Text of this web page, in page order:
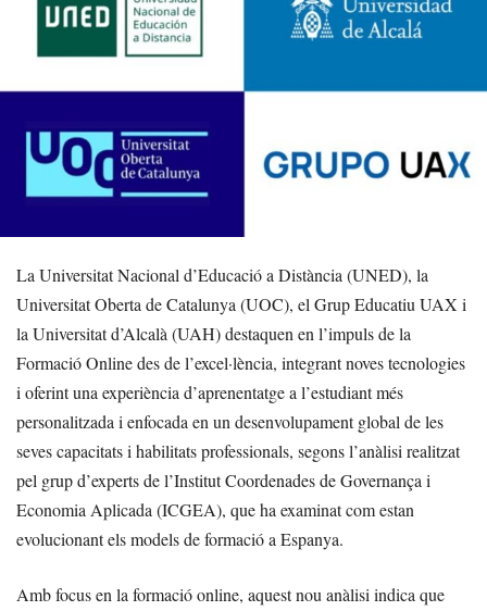
La Universitat Nacional d’Educació a Distància (UNED), la
Universitat Oberta de Catalunya (UOC), el Grup Educatiu UAX i
la Universitat d’Alcalà (UAH) destaquen en l’impuls de la
Formació Online des de l’excel·lència, integrant noves tecnologies
i oferint una experiència d’aprenentatge a l’estudiant més
personalitzada i enfocada en un desenvolupament global de les
seves capacitats i habilitats professionals, segons l’anàlisi realitzat
pel grup d’experts de l’Institut Coordenades de Governança i
Economia Aplicada (ICGEA), que ha examinat com estan
evolucionant els models de formació a Espanya.
Amb focus en la formació online, aquest nou anàlisi indica que